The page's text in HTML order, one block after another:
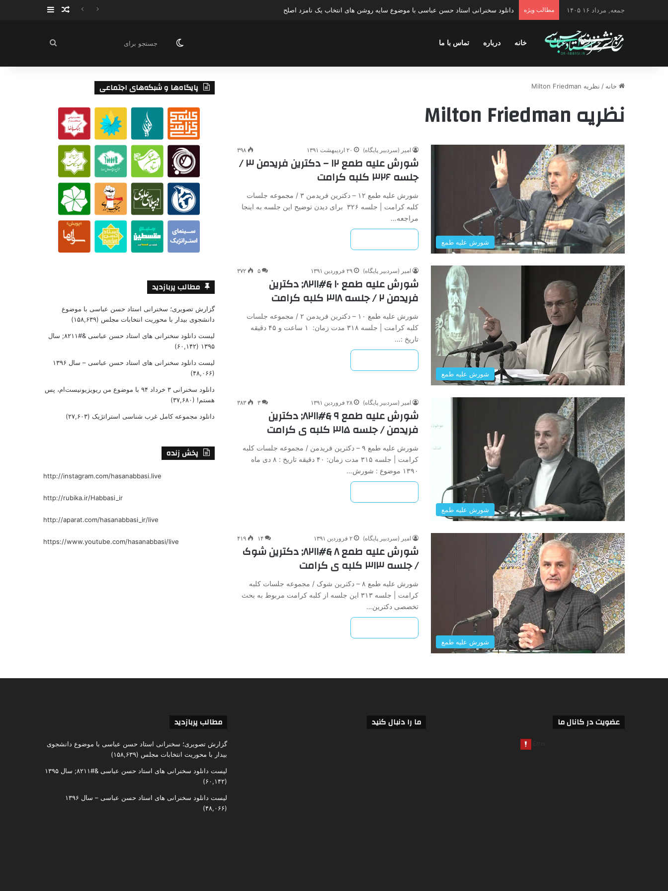
جمعه, مرداد ۱۶ ۱۴۰۵ مطالب ویژه دانلود سخنرانی استاد حسن عباسی با موضوع سایه روشن های انتخاب یک نامزد اصلح نوشته تصادفی
سایدبار
خانه درباره تماس با ما تغییر پوسته
جستجو
خانه / نظریه Milton Friedman
نظریه Milton Friedman
شورش علیه طمع
امیر (سردبیر پایگاه) ۲۰ اردیبهشت ۱۳۹۱ ۳۹۸
شورش علیه طمع ۱۲ – دکترین فریدمن ۳ /
جلسه ۳۲۶ کلبه کرامت
شورش علیه طمع ۱۲ – دکترین فریدمن ۳ / مجموعه جلسات
کلبه کرامت | جلسه ۳۲۶ برای دیدن توضیح این جلسه به اینجا
مراجعه…
شورش علیه طمع
امیر (سردبیر پایگاه) ۲۹ فروردین ۱۳۹۱ ۵ ۳۷۲
شورش علیه طمع ۱۰ &#۸۲۱۱; دکترین
فریدمن ۲ / جلسه ۳۱۸ کلبه کرامت
شورش علیه طمع ۱۰ – دکترین فریدمن ۲ / مجموعه جلسات
کلبه کرامت | جلسه ۳۱۸ مدت زمان: ۱ ساعت و ۴۵ دقیقه
تاریخ :…
شورش علیه طمع
امیر (سردبیر پایگاه) ۲۸ فروردین ۱۳۹۱ ۳ ۳۸۳
شورش علیه طمع ۹ &#۸۲۱۱; دکترین
فریدمن / جلسه ۳۱۵ کلبه ی کرامت
شورش علیه طمع ۹ – دکترین فریدمن / مجموعه جلسات کلبه
کرامت | جلسه ۳۱۵ مدت زمان: ۴۰ دقیقه تاریخ : ۸ دی ماه
۱۳۹۰ موضوع : شورش…
شورش علیه طمع
امیر (سردبیر پایگاه) ۲ فروردین ۱۳۹۱ ۱۴ ۴۱۹
شورش علیه طمع ۸ &#۸۲۱۱; دکترین شوک
/ جلسه ۳۱۳ کلبه ی کرامت
شورش علیه طمع ۸ – دکترین شوک / مجموعه جلسات کلبه
کرامت | جلسه ۳۱۳ این جلسه از کلبه کرامت مربوط به بحث
تخصصی دکترین…
پایگاه‌ها و شبکه‌های اجتماعی
مطالب پربازدید
گزارش تصویری؛ سخنرانی استاد حسن عباسی با موضوع
دانشجوی بیدار با محوریت انتخابات مجلس (۱۵۸,۶۳۹)
لیست دانلود سخنرانی های استاد حسن عباسی &#۸۲۱۱; سال
۱۳۹۵ (۶۰,۱۴۲)
لیست دانلود سخنرانی های استاد حسن عباسی – سال ۱۳۹۶
(۴۸,۰۶۶)
دانلود سخنرانی ۳ خرداد ۹۴ با موضوع من ریویزیونیست‌ام، پس
هستم! (۳۷,۶۸۰)
دانلود مجموعه کامل غرب شناسی استراتژیک (۲۷,۶۰۳)
پخش زنده
http://instagram.com/hasanabbasi.live
http://rubika.ir/Habbasi_ir
http://aparat.com/hasanabbasi_ir/live
https://www.youtube.com/hasanabbasi/live
عضویت در کانال ما ما را دنبال کنید مطالب پربازدید
گزارش تصویری؛ سخنرانی استاد حسن عباسی با موضوع دانشجوی
بیدار با محوریت انتخابات مجلس (۱۵۸,۶۳۹)
لیست دانلود سخنرانی های استاد حسن عباسی &#۸۲۱۱; سال ۱۳۹۵
(۶۰,۱۴۲)
لیست دانلود سخنرانی های استاد حسن عباسی – سال ۱۳۹۶
(۴۸,۰۶۶)